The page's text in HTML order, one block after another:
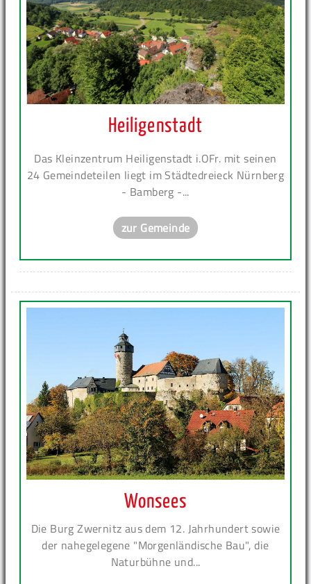
Heiligenstadt
Das Kleinzentrum Heiligenstadt i.OFr. mit seinen
24 Gemeindeteilen liegt im Städtedreieck Nürnberg
- Bamberg -...
zur Gemeinde
Wonsees
Die Burg Zwernitz aus dem 12. Jahrhundert sowie
der nahegelegene "Morgenländische Bau", die
Naturbühne und...